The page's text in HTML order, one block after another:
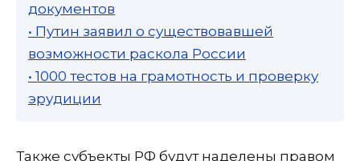
документов
• Путин заявил о существовавшей
возможности раскола России
• 1000 тестов на грамотность и проверку
эрудиции
Также субъекты РФ будут наделены правом